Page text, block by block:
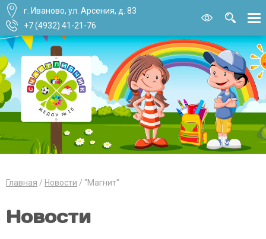
Версия для
г. Иваново, ул. Арсения, д. 83
+7 (4932) 41-21-76
Главная Новости "Магнит"
Новости